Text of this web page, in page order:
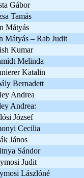
Gábor
Tamás
Mátyás
Mátyás – Rab Judit
Kumar
Melinda
Katalin
Bernadett
Andrea
Andrea:
József
Cecilia
János
Sándor
Judit
Lászlóné